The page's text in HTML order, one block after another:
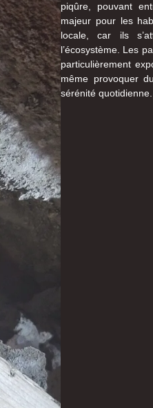
piqûre, pouvant
majeur pour les
locale, car ils
l’écosystème. Les
particulièrement
même provoquer
sérénité quotidienne.